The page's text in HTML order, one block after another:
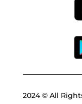
2024 © All